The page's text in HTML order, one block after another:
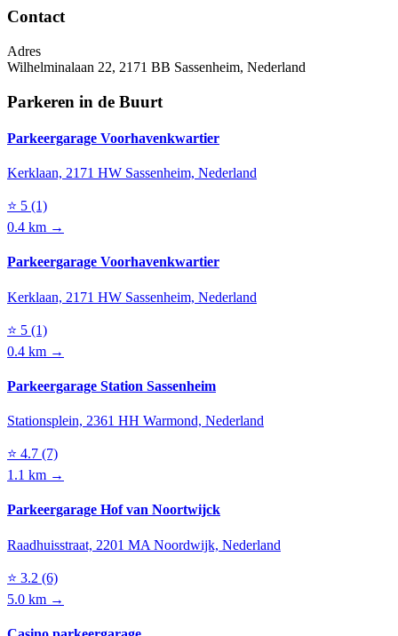
Contact
Adres
Wilhelminalaan 22, 2171 BB Sassenheim, Nederland
Parkeren in de Buurt
Parkeergarage Voorhavenkwartier
Kerklaan, 2171 HW Sassenheim, Nederland
⭐ 5 (1)
0.4 km →
Parkeergarage Voorhavenkwartier
Kerklaan, 2171 HW Sassenheim, Nederland
⭐ 5 (1)
0.4 km →
Parkeergarage Station Sassenheim
Stationsplein, 2361 HH Warmond, Nederland
⭐ 4.7 (7)
1.1 km →
Parkeergarage Hof van Noortwijck
Raadhuisstraat, 2201 MA Noordwijk, Nederland
⭐ 3.2 (6)
5.0 km →